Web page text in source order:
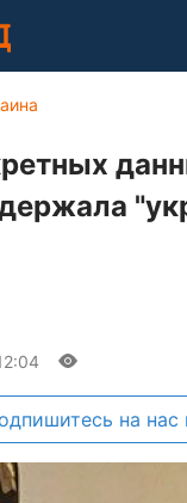
на нас